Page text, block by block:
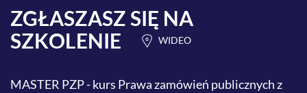
ZGŁASZASZ SIĘ NA
SZKOLENIE
WIDEO
MASTER PZP - kurs Prawa zamówień publicznych z